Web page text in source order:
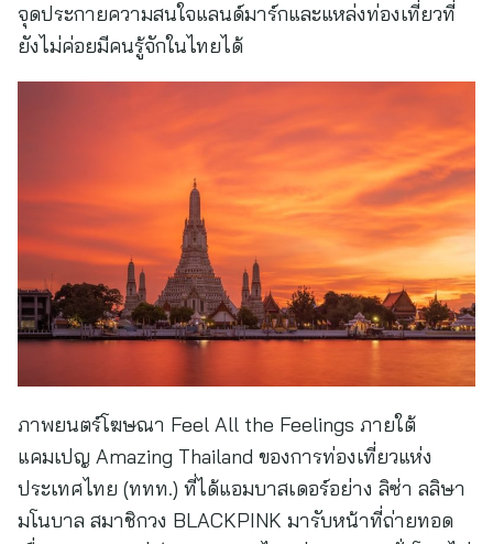
จุดประกายความสนใจแลนด์มาร์กและแหล่งท่องเที่ยวที่
ยังไม่ค่อยมีคนรู้จักในไทยได้
ภาพยนตร์โฆษณา Feel All the Feelings ภายใต้
แคมเปญ Amazing Thailand ของการท่องเที่ยวแห่ง
ประเทศไทย (ททท.) ที่ได้แอมบาสเดอร์อย่าง ลิซ่า ลลิษา
มโนบาล สมาชิกวง BLACKPINK มารับหน้าที่ถ่ายทอด